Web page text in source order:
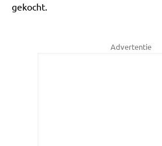
gekocht.
Advertentie